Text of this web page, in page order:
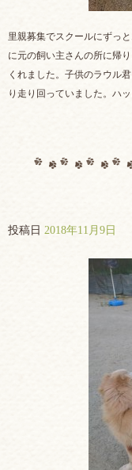
里親募集でスクールにずっ
に元の飼い主さんの所に帰
くれました。子供のラウル
り走り回っていました。ハ
投稿日 2018年11月9日